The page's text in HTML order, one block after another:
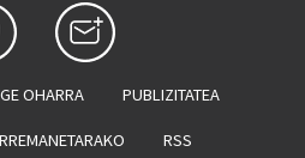
OHARRA PUBLIZITATEA
RSS